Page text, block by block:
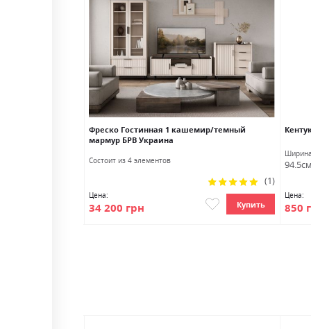
Фреско Гостинная 1 кашемир/темный
мармур БРВ Украина
Состоит из 4 элементов
Цена:
34 200 грн
Рейтинг:
100%
(1)
Купить
Ширина
94.5см
Цена:
850